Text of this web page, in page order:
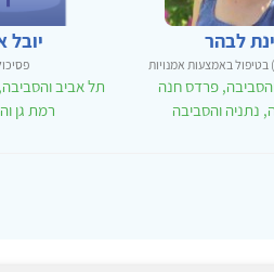
לבהר
פרדס חנה
נתניה והסביבה
יובל
תל אביב
רמת גן